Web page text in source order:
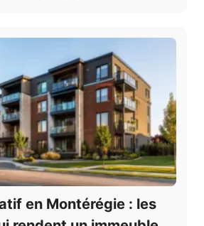
en Montérégie : les